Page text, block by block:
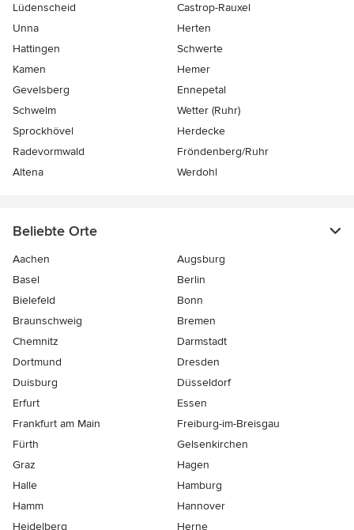
Lüdenscheid
Castrop-Rauxel
Unna
Herten
Hattingen
Schwerte
Kamen
Hemer
Gevelsberg
Ennepetal
Schwelm
Wetter (Ruhr)
Sprockhövel
Herdecke
Radevormwald
Fröndenberg/Ruhr
Altena
Werdohl
Beliebte Orte
Aachen
Augsburg
Basel
Berlin
Bielefeld
Bonn
Braunschweig
Bremen
Chemnitz
Darmstadt
Dortmund
Dresden
Duisburg
Düsseldorf
Erfurt
Essen
Frankfurt am Main
Freiburg-im-Breisgau
Fürth
Gelsenkirchen
Graz
Hagen
Halle
Hamburg
Hamm
Hannover
Heidelberg
Herne